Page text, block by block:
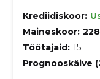
Krediidiskoor:
Maineskoor:
Töötajaid: 15
Prognooskäive